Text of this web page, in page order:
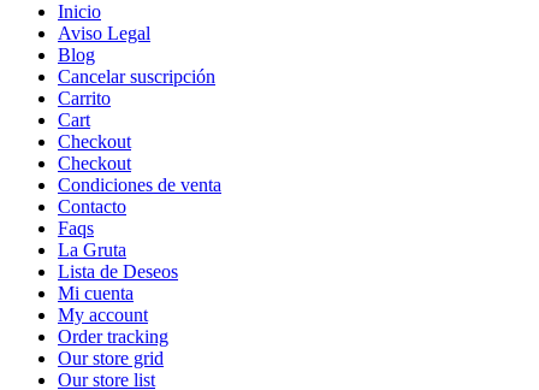
Inicio
Aviso Legal
Blog
Cancelar suscripción
Carrito
Cart
Checkout
Checkout
Condiciones de venta
Contacto
Faqs
La Gruta
Lista de Deseos
Mi cuenta
My account
Order tracking
Our store grid
Our store list